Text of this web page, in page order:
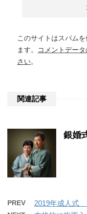
このサイトはスパム
ます。
コメントデー
さい。
関連記事
銀婚
PREV 2019年成人式